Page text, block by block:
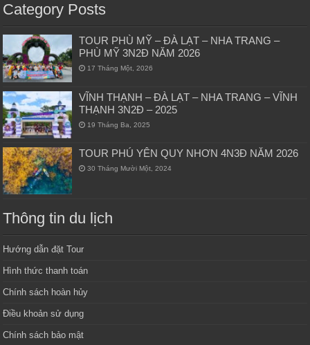
Category Posts
TOUR PHÙ MỸ – ĐÀ LẠT – NHA TRANG –
PHÙ MỸ 3N2Đ NĂM 2026
17 Tháng Một, 2026
VĨNH THẠNH – ĐÀ LẠT – NHA TRANG – VĨNH
THẠNH 3N2Đ – 2025
19 Tháng Ba, 2025
TOUR PHÚ YÊN QUY NHƠN 4N3Đ NĂM 2026
30 Tháng Mười Một, 2024
Thông tin du lịch
Hướng dẫn đặt Tour
Hình thức thanh toán
Chính sách hoàn hủy
Điều khoản sử dụng
Chính sách bảo mật